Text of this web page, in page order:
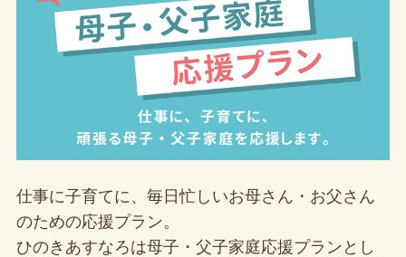
仕事に子育てに、毎日忙しいお母さん・お父さん
のための応援プラン。
ひのきあすなろは母子・父子家庭応援プランとし